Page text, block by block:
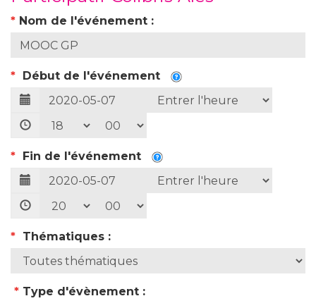
* Nom de l'événement :
* Début de l'événement
* Fin de l'événement
* Thématiques :
* Type d'évènement :